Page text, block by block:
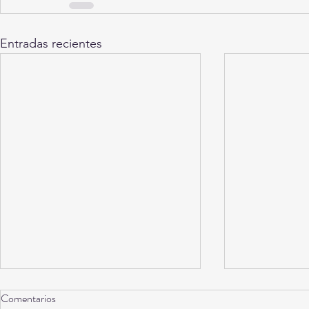
Entradas recientes
Comentarios